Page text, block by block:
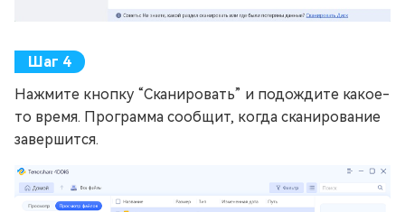
Нажмите кнопку “Сканировать” и подождите какое-
то время. Программа сообщит, когда сканирование
завершится.